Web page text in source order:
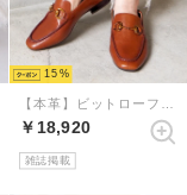
15
￥18,920
雑誌掲載